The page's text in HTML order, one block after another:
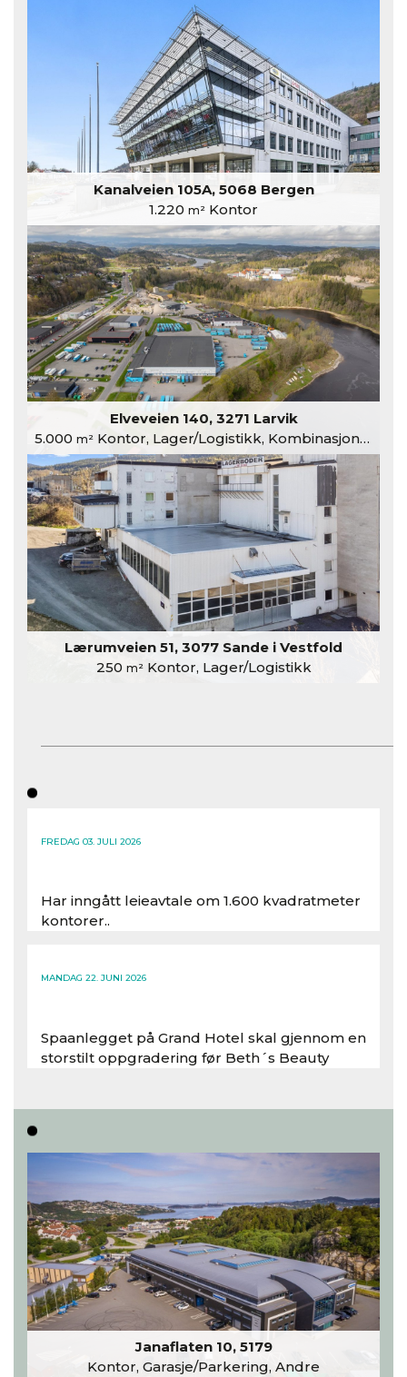
Kanalveien 105A, 5068 Bergen
1.220 m² Kontor
Elveveien 140, 3271 Larvik
5.000 m²Kontor, Lager/Logistikk, Kombinasjonslokaler
Lærumveien 51, 3077 Sande i Vestfold
250 m²Kontor, Lager/Logistikk
FREDAG 03. JULI 2026
Har inngått leieavtale om 1.600 kvadratmeter
kontorer..
MANDAG 22. JUNI 2026
Spaanlegget på Grand Hotel skal gjennom en
storstilt oppgradering før Beth´s Beauty
Les hele artikkelen
Janaflaten 10, 5179
Kontor, Garasje/Parkering, Andre